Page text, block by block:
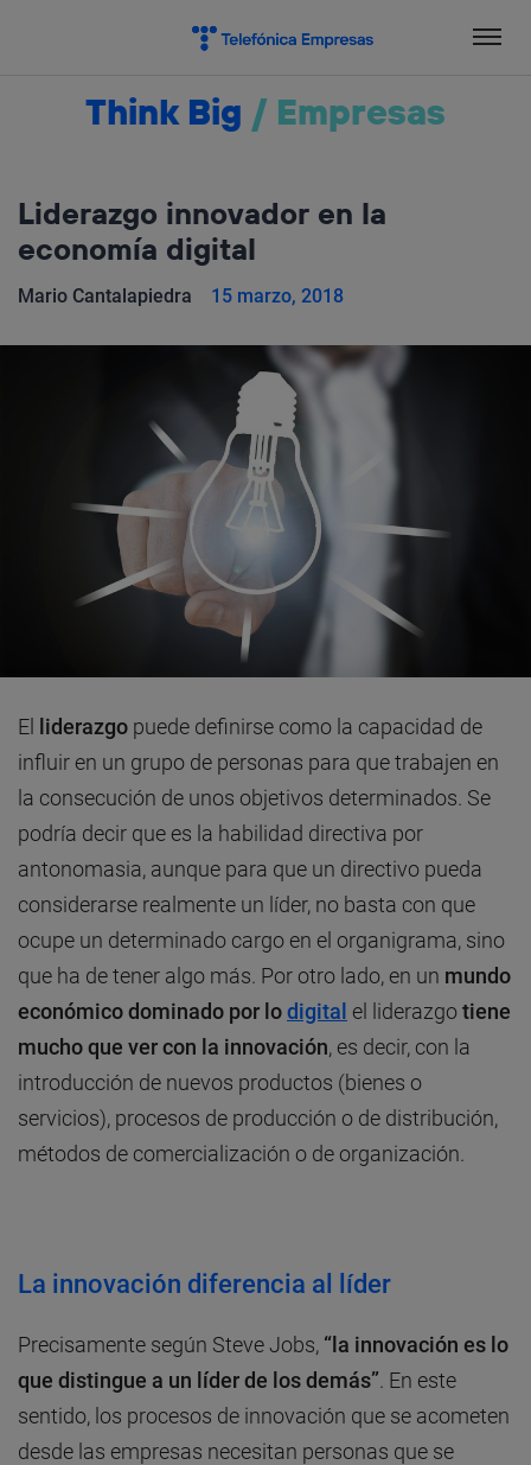
Think Big / Empresas
Liderazgo innovador en la
economía digital
Mario Cantalapiedra 15 marzo, 2018
El liderazgo puede definirse como la capacidad de
influir en un grupo de personas para que trabajen en
la consecución de unos objetivos determinados. Se
podría decir que es la habilidad directiva por
antonomasia, aunque para que un directivo pueda
considerarse realmente un líder, no basta con que
ocupe un determinado cargo en el organigrama, sino
que ha de tener algo más. Por otro lado, en un mundo
económico dominado por lodigital el liderazgotiene
mucho que ver con la innovación, es decir, con la
introducción de nuevos productos (bienes o
servicios), procesos de producción o de distribución,
métodos de comercialización o de organización.
La innovación diferencia al líder
Precisamente según Steve Jobs, “la innovación es lo
que distingue a un líder de los demás” . En este
sentido, los procesos de innovación que se acometen
desde las empresas necesitan personas que se